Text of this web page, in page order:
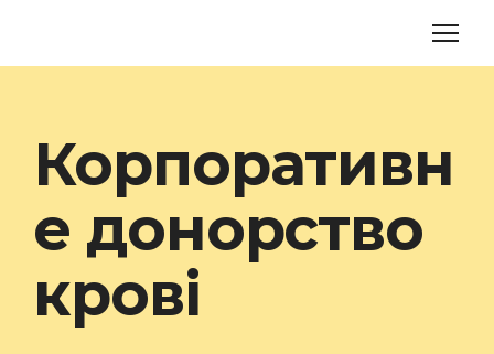
Корпоративн
е донорство
крові